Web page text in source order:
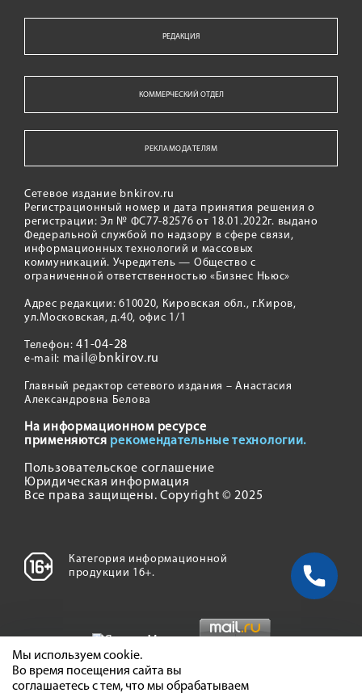
РЕДАКЦИЯ
КОММЕРЧЕСКИЙ ОТДЕЛ
РЕКЛАМОДАТЕЛЯМ
Сетевое издание bnkirov.ru
Регистрационный номер и дата принятия решения о
регистрации: Эл № ФС77-82576 от 18.01.2022г. выдано
Федеральной службой по надзору в сфере связи,
информационных технологий и массовых
коммуникаций. Учредитель — Общество с
ограниченной ответственностью «Бизнес Ньюс»
Адрес редакции: 610020, Кировская обл., г.Киров,
ул.Московская, д.40, офис 1/1
Телефон:41-04-28
e-mail: mail@bnkirov.ru
Главный редактор сетевого издания – Анастасия
Александровна Белова
На информационном ресурсе
применяются рекомендательные технологии.
Пользовательское соглашение
Юридическая информация
Все права защищены. Copyright © 2025
Категория информационной
продукции 16+.
Мы используем cookie.
Во время посещения сайта вы
соглашаетесь с тем, что мы обрабатываем